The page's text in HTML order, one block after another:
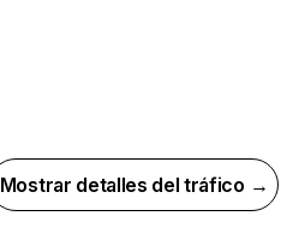
Mostrar detalles del tráfico →